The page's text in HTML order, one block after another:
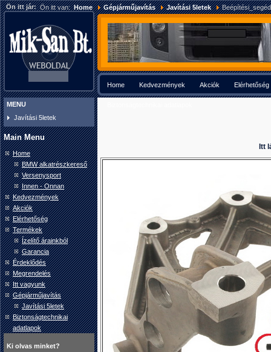
Ön itt jár: Ön itt van:Home Gépjárműjavítás Javítási 5letek Beépítési_segéd
Home Kedvezmények Akciók Elérhetőség
MENU
Javítási 5letek
Main Menu
Home
BMW alkatrészkereső
Versenysport
Innen - Onnan
Kedvezmények
Akciók
Elérhetőség
Termékek
Ízelítő árainkból
Garancia
Érdeklődés
Megrendelés
Itt vagyunk
Gépjárműjavítás
Javítási 5letek
Biztonságtechnikai
adatlapok
Ki olvas minket?
Itt